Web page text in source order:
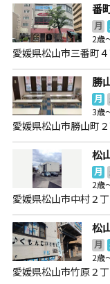
番
月
2歳
愛媛県松山市三番町
勝
月
3歳
愛媛県松山市勝山町
松
月
2歳
愛媛県松山市中村２
松
月
2歳
愛媛県松山市竹原２